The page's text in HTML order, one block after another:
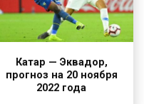
Катар — Эквадор,
прогноз на 20 ноября
2022 года